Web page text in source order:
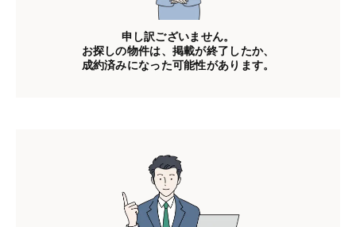
申し訳ございません。
お探しの物件は、掲載が終了したか、
成約済みになった可能性があります。